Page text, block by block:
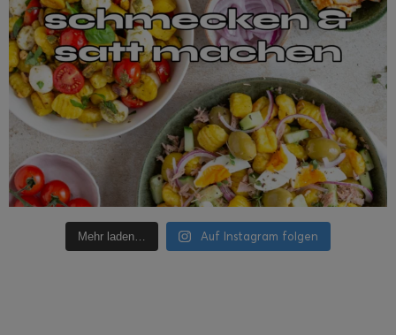
Mehr laden… Auf Instagram folgen